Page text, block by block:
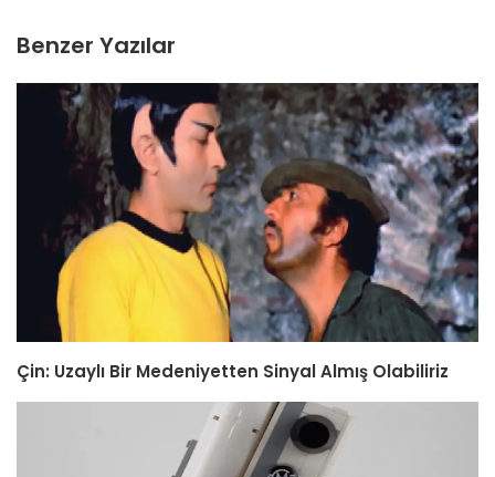
Benzer Yazılar
Çin: Uzaylı Bir Medeniyetten Sinyal Almış Olabiliriz